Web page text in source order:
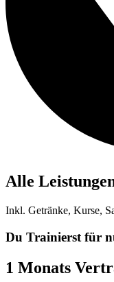
Alle
Inkl. Getränke, Kurse,
Du Trainierst für
1 Monats